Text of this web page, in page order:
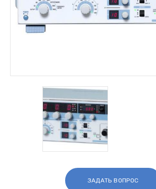
ЗАДАТЬ ВОПРОС